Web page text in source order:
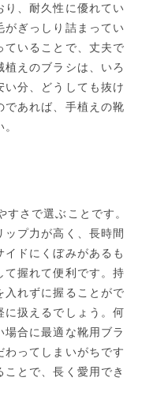
り、耐久性に優れてい
がぎっしり詰まってい
ていることで、丈夫で
えのブラシは、いろ
い分、どうしても抜け
であれば、手植えの靴
さで選ぶことです。
プ力が高く、長時間
ドにくぼみがあるも
て握れて便利です。持
入れずに握ることがで
に扱えるでしょう。何
合に最適な靴用ブラ
わってしまいがちです
とで、長く愛用でき